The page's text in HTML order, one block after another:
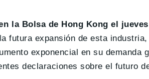
la Bolsa de Hong Kong el jueves
futura expansión de esta
exponencial en su
declaraciones sobre el futuro